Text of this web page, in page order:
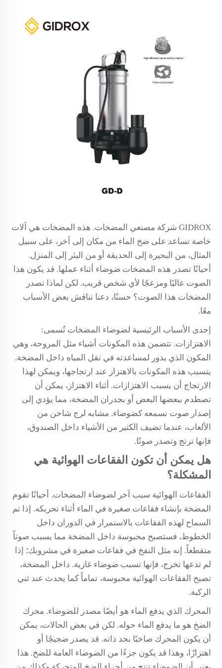
GIDROX شركة مصنعي المضخات. هذه المضخات هي آلات
خاصة تساعد على ضخ الماء من مكان إلى آخر، على سبيل
المثال، من البحيرة إلى الحديقة أو من البئر إلى المنزل.
أحيانًا تصدر هذه المضخات ضوضاء أثناء عملها. قد يكون هذا
الصوت عاليًا ومزعجًا لأي شخص قريب. لكن لماذا تصدر
المضخات هذا الصوت؟ حسنًا، دعنا نناقش بعض الأسباب
معًا.
إحدى الأسباب الرئيسية لضوضاء المضخات تُسمى:
الاهتزازات. تتضمن هذه المكونات أشياء مثل المروحة، وهي
المكون الذي يدور لمساعدته في نقل المياه داخل المضخة.
يتسبب هذه المكونات بالاهتزاز عند ارتجاجها، ويمكن لهذا
الارتجاج أن يسبب الاهتزازات. أثناء الاهتزاز، يمكن أن
تصطدم ببعضها البعض أو بجدران المضخة، مما يؤدي إلى
إصدار صوت نسمعه كضوضاء. مشابه لرج شاحن من
الألعاب، عندما تضيف الكثير من الأشياء داخل الصندوق،
فإنها ترتج وتصدر صوتًا.
هل يمكن أن تكون الفقاعات الهوائية هي
المشكلة؟
الفقاعات الهوائية سبب آخر لضوضاء المضخات. أحيانًا تقوم
المضخة بإنشاء فقاعات صغيرة في الماء أثناء تحريكه. إذا تم
السماح لهذه الفقاعات بالاستمرار في الدوران داخل
الخطوط، فستصبح محبوسة داخل المضخة مما يسبب صوتاً
متقطعاً. إنه مثل النفخ في فقاعات صغيرة في مشروبك؛ إذا
لم تدعها تخرج، فإنها تسبب ضوضاء غازية. داخل المضخة،
تصبح الفقاعات الهوائية محبوسة، تماماً كما يحدث عند ثني
الركبة.
المحرك الذي يدفع الماء هو أيضًا مصدر للضوضاء. محرك
الضخ هو ما يدفع الماء حوله. لكن في بعض الحالات، يمكن
أن يكون المحرك صاخبًا بحد ذاته. قد يصدر ضجيجًا أو
اهتزازًا، وهذا قد يكون جزءًا من الضوضاء العامة للضخ. هذا